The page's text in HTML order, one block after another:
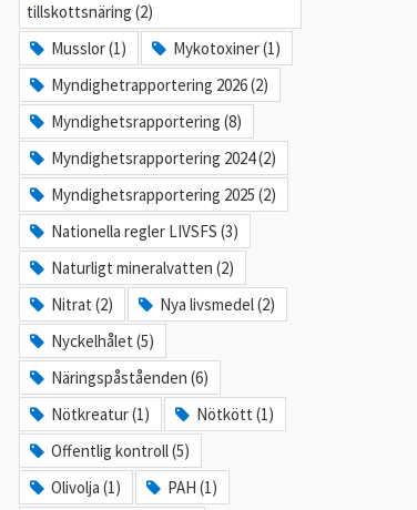
tillskottsnäring (2)
Musslor (1)
Mykotoxiner (1)
Myndighetrapportering 2026 (2)
Myndighetsrapportering (8)
Myndighetsrapportering 2024 (2)
Myndighetsrapportering 2025 (2)
Nationella regler LIVSFS (3)
Naturligt mineralvatten (2)
Nitrat (2)
Nya livsmedel (2)
Nyckelhålet (5)
Näringspåståenden (6)
Nötkreatur (1)
Nötkött (1)
Offentlig kontroll (5)
Olivolja (1)
PAH (1)